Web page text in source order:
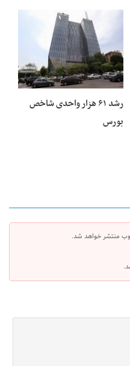
رشد ۶۱ هزار واحدی شاخص
بورس
وب منتشر خواهد شد.